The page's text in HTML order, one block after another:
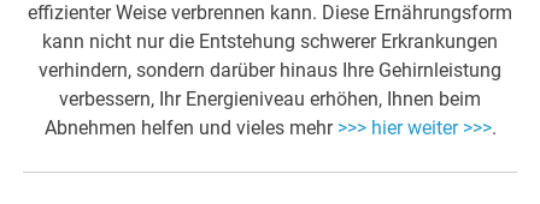
effizienter Weise verbrennen kann. Diese Ernährungsform
kann nicht nur die Entstehung schwerer Erkrankungen
verhindern, sondern darüber hinaus Ihre Gehirnleistung
verbessern, Ihr Energieniveau erhöhen, Ihnen beim
Abnehmen helfen und vieles mehr >>> hier weiter >>>.